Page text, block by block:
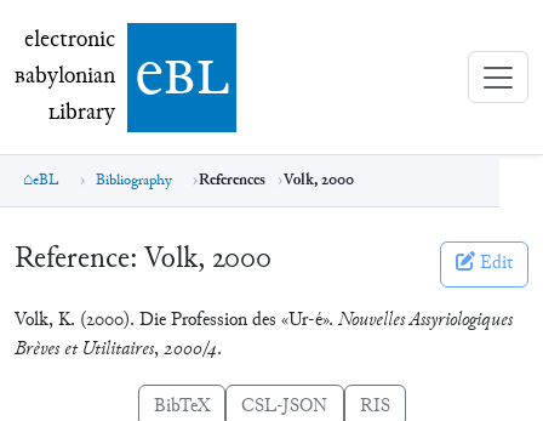
electronic Babylonian Library (eBL)
electronic
Babylonian
Library ebl
eBL Bibliography References Volk, 2000
Reference: Volk, 2000 Edit
Volk, K. (2000). Die Profession des «Ur-é». Nouvelles Assyriologiques
Brèves et Utilitaires,2000/4.
BibTeX CSL-JSON RIS